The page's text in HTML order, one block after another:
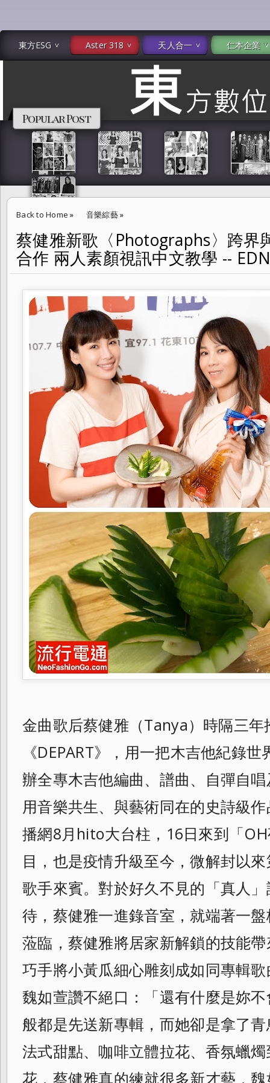
東方ESG Aster 318 天人合一 仁本企業
Popular Post
Back to Home » 音樂綜藝»
蔡健雅新歌〈Photographs〉跨界與法國女歌手Carla Bruni 合作 兩人
蔡健雅新歌〈Photographs〉跨界
合作 兩人素顏視訊中文教學 --
金曲歌后蔡健雅（Tanya）時隔三年
《DEPART》， 用一把木吉他紀錄世
辦全專木吉他編曲、 譜曲、自彈自
用音樂共生、 與藝術同在的史詩級
播網8月hito大台柱，16日來到「
目，也是疫情升級至今，微解封以
歌手來賓。對於好久不見的「真人
待，蔡健雅一進錄音室，就端著一
蒞臨， 蔡健雅將居家新解鎖的技能
巧手將小黃瓜細心雕刻成如同專輯
魏如萱讚不絕口：「還有什麼是妳
般都是先送新專輯， 而她卻是拿了
法式甜點、咖啡立體拉花、 香氛蠟
花，蔡健雅真的練就很多新才藝，